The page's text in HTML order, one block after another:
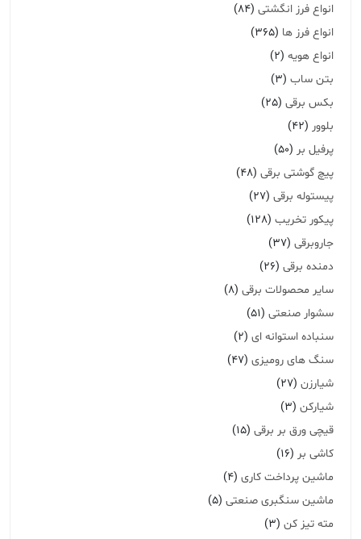
انواع فرز انگشتی (84)
انواع فرز ها (365)
انواع هویه (2)
بتن ساب (3)
بکس برقی (25)
بلوور (42)
پرفیل بر (50)
پیچ گوشتی برقی (48)
پیستوله برقی (27)
پیکور تخریب (128)
جاروبرقی (37)
دمنده برقی (26)
سایر محصولات برقی (8)
سشوار صنعتی (51)
سنباده استوانه ای (2)
سنگ های رومیزی (47)
شیارزن (27)
شیارکن (3)
قیچی ورق بر برقی (15)
کاشی بر (16)
ماشین پرداخت کاری (4)
ماشین سنگبری صنعتی (5)
مته تیز کن (3)